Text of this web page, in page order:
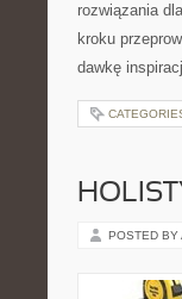
rozwiązania
kroku
dawkę
POSTED BY